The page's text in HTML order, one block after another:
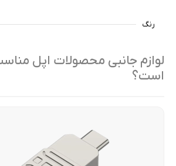
رنگ
لوازم جانبی محصولات اپل
است؟